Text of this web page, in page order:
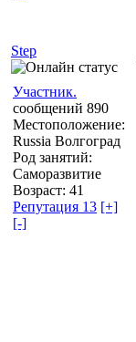
Step
Участник.
сообщений 890
Местоположение:
Russia Волгоград
Род занятий:
Саморазвитие
Возраст: 41
Репутация 13 [+]
[-]